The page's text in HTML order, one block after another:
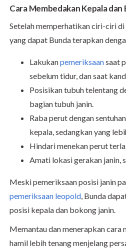
Cara Membedakan Kepala dan
Setelah memperhatikan ciri-ciri
yang dapat Bunda terapkan
Lakukanpemeriksaansaat
sebelum tidur, dan saat
Posisikan tubuh telentang
bagian tubuh janin.
Raba perut dengan
kepala, sedangkan yang
Hindari menekan perut
Amati lokasi gerakan janin,
Meski pemeriksaan posisi janin
pemeriksaan leopold, Bunda
posisi kepala dan bokong janin.
Memantau dan menerapkan
hamil lebih tenang menjelang